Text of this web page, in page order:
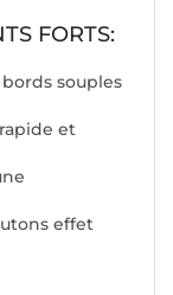
FORTS:
souples
et
effet